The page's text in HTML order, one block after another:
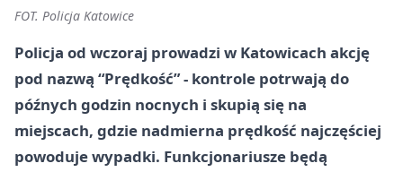
FOT. Policja Katowice
Policja od wczoraj prowadzi w Katowicach akcję
pod nazwą “Prędkość” - kontrole potrwają do
późnych godzin nocnych i skupią się na
miejscach, gdzie nadmierna prędkość najczęściej
powoduje wypadki. Funkcjonariusze będą